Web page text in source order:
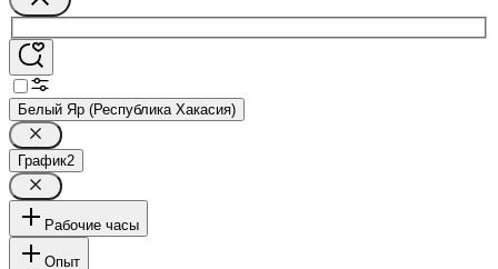
Белый Яр (Республика Хакасия)
График2
Рабочие часы
Опыт